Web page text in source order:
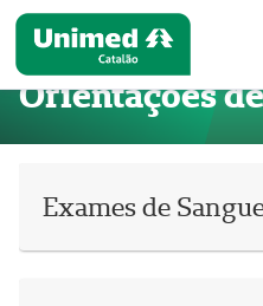
Orientações
Exames de